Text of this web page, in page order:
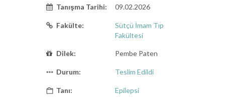
Tanışma Tarihi: 09.02.2026
Fakülte:
Sütçü İmam Tıp
Fakültesi
Dilek: Pembe Paten
Durum: Teslim Edildi
Tanı: Epilepsi